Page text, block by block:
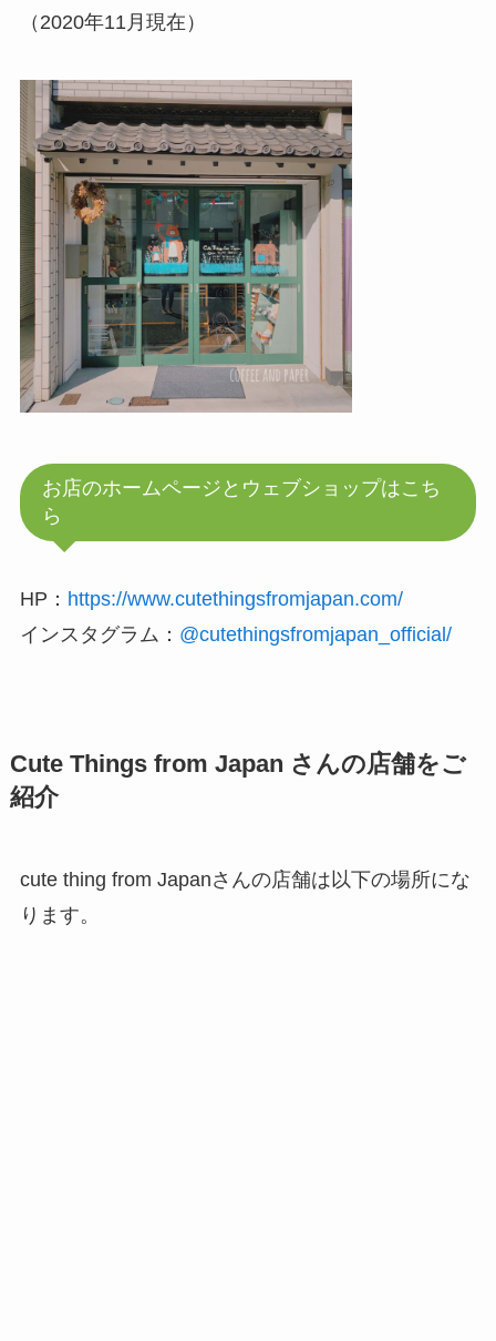
（2020年11月現在）
お店のホームページとウェブショップはこち
ら
HP： https://www.cutethingsfromjapan.com/
インスタグラム： @cutethingsfromjapan_official/
Cute Things from Japan さんの店舗をご
紹介
cute thing from Japanさんの店舗は以下の場所にな
ります。